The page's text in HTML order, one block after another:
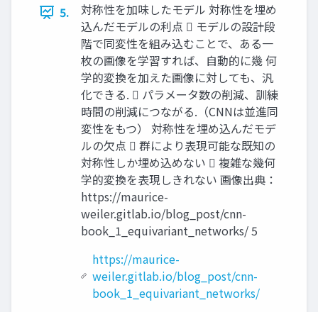
5.
対称性を加味したモデル 対称性を埋め
込んだモデルの利点  モデルの設計段
階で同変性を組み込むことで、ある一
枚の画像を学習すれば、自動的に幾 何
学的変換を加えた画像に対しても、汎
化できる.  パラメータ数の削減、訓練
時間の削減につながる.（CNNは並進同
変性をもつ） 対称性を埋め込んだモデ
ルの欠点  群により表現可能な既知の
対称性しか埋め込めない  複雑な幾何
学的変換を表現しきれない 画像出典：
https://maurice-
weiler.gitlab.io/blog_post/cnn-
book_1_equivariant_networks/ 5
https://maurice-
weiler.gitlab.io/blog_post/cnn-
book_1_equivariant_networks/